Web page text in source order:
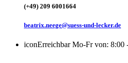
(+49) 209 6001664
beatrix.neege@suess-und-lecker.de
iconErreichbar Mo-Fr von: 8:00